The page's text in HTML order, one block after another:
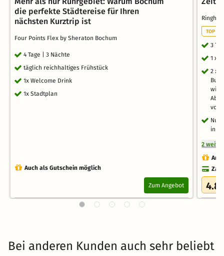
die perfekte Städtereise für Ihren
nächsten Kurztrip ist
Four Points Flex by Sheraton Bochum
4 Tage | 3 Nächte
täglich reichhaltiges Frühstück
1x Welcome Drink
1x Stadtplan
Auch als Gutschein möglich
Zum Angebot
TOP
3
1 x
2 x
wir
inkl.
2
4.8
Bei anderen Kunden auch sehr beliebt